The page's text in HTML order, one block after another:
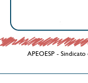
APEOESP -